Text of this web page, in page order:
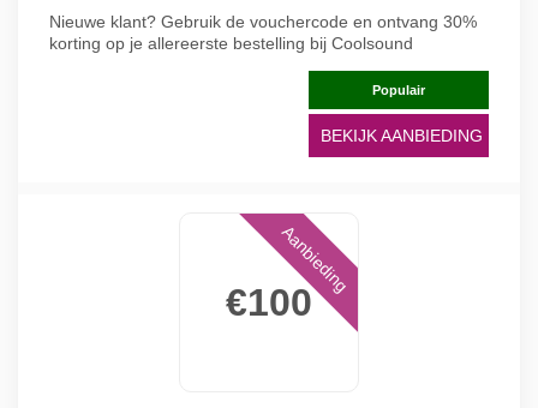
Nieuwe klant? Gebruik de vouchercode en ontvang 30%
korting op je allereerste bestelling bij Coolsound
Populair
BEKIJK AANBIEDING
€100
Aanbieding